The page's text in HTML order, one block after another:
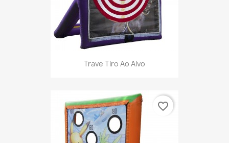
Trave Tiro Ao Alvo
favorite_border